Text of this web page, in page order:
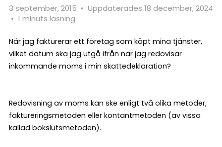
3 september, 2015 • Uppdaterades 18 december, 2024
• 1 minuts läsning
När jag fakturerar ett företag som köpt mina tjänster,
vilket datum ska jag utgå ifrån när jag redovisar
inkommande moms i min skattedeklaration?
Redovisning av moms kan ske enligt två olika metoder,
faktureringsmetoden eller kontantmetoden (av vissa
kallad bokslutsmetoden).